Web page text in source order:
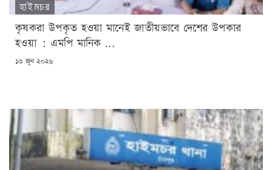
হাইমচর
কৃষকরা উপকৃত হওয়া মানেই জাতীয়ভাবে দেশের উপকার
হওয়া : এমপি মানিক ...
POSTED
১৩ জুন ২০২৬